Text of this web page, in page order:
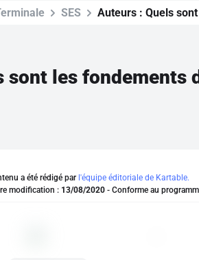
SES Auteurs : Quels
a été rédigé par l'équipe éditoriale de Kartable.
modification : 13/08/2020- Conforme au